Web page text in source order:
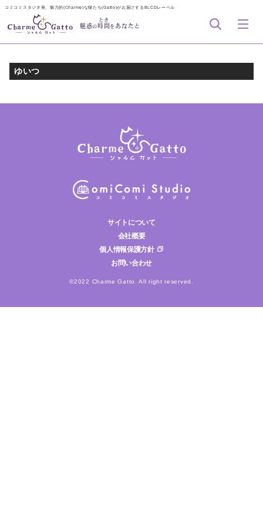
コミコミスタジオ発、魅力的(Charme)な猫たち(Gatto)がお届けするBLCDレーベル
魅惑の 時間
とき
を あなたと
ゆいつ
サイトについて
会社概要
個人情報保護方針
お問い合わせ
©2022 Charme Gatto. All right reserved.